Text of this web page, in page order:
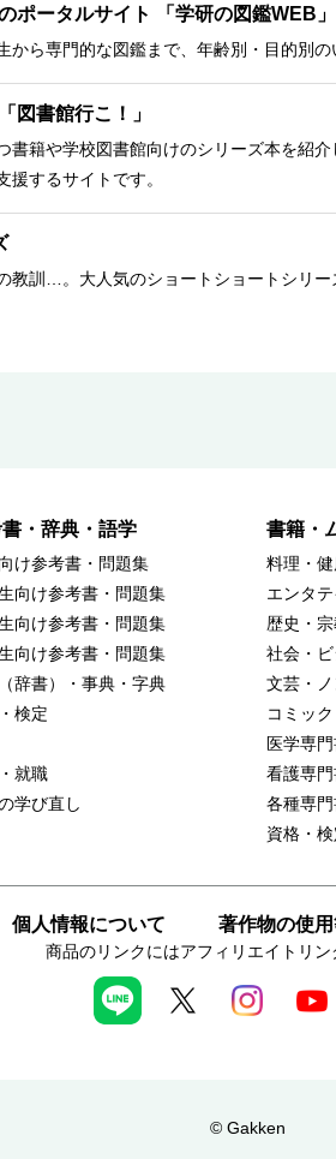
ポータルサイト 「学研の図鑑WEB」
ら専門的な図鑑まで、年齢別・目的別
図書館行こ！」
書籍や学校図書館向けのシリーズ本を紹
援するサイトです。
教訓…。大人気のショートショートシリ
・辞典・語学
け参考書・問題集
向け参考書・問題集
向け参考書・問題集
向け参考書・問題集
辞書）・事典・字典
検定
就職
学び直し
書籍・
料理・
エンタ
歴史・
社会・
文芸・
コミック
医学専
看護専
各種専
資格・検
個人情報について 著作物の使
商品のリンクにはアフィリエイトリン
© Gakken